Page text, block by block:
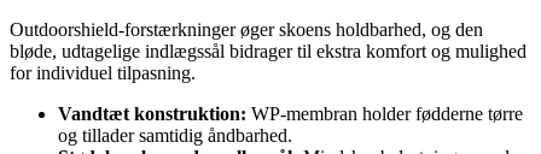
Outdoorshield-forstærkninger øger skoens holdbarhed, og den
bløde, udtagelige indlægssål bidrager til ekstra komfort og mulighed
for individuel tilpasning.
Vandtæt konstruktion: WP-membran holder fødderne tørre
og tillader samtidig åndbarhed.